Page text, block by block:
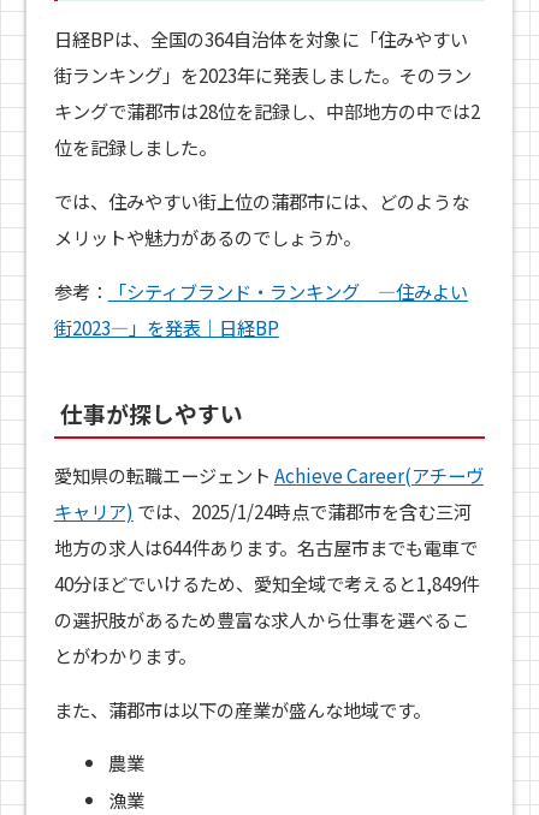
日経BPは、全国の364自治体を対象に「住みやすい
街ランキング」を2023年に発表しました。そのラン
キングで蒲郡市は28位を記録し、中部地方の中では2
位を記録しました。
では、住みやすい街上位の蒲郡市には、どのような
メリットや魅力があるのでしょうか。
参考：
「シティブランド・ランキング ―住みよい
街2023―」を発表｜日経BP
仕事が探しやすい
愛知県の転職エージェント Achieve Career(アチーヴ
キャリア) では、2025/1/24時点で蒲郡市を含む三河
地方の求人は644件あります。名古屋市までも電車で
40分ほどでいけるため、愛知全域で考えると1,849件
の選択肢があるため豊富な求人から仕事を選べるこ
とがわかります。
また、蒲郡市は以下の産業が盛んな地域です。
農業
漁業